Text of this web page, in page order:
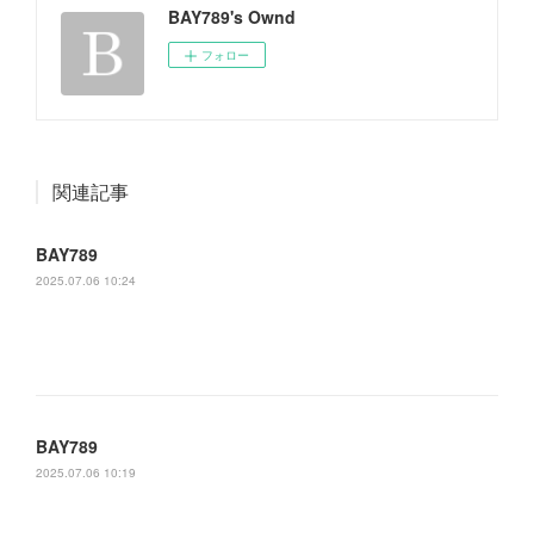
BAY789's Ownd
フォロー
関連記事
BAY789
2025.07.06 10:24
BAY789
2025.07.06 10:19